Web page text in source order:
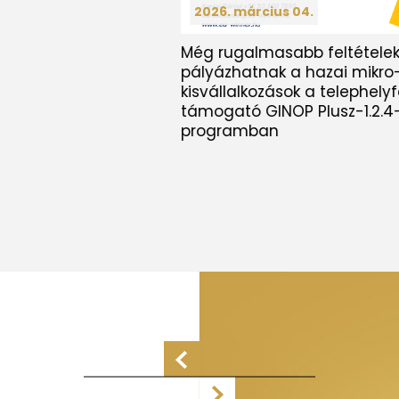
2026. március 04.
Még rugalmasabb
pályázhatnak a hazai
kisvállalkozások a
támogató GINOP Plusz-
programban